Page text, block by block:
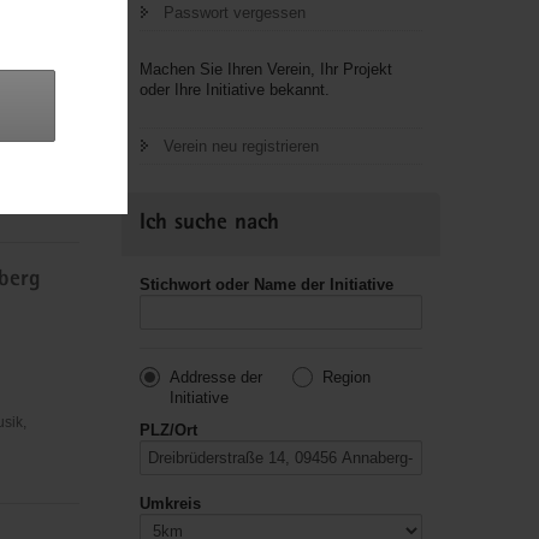
Passwort vergessen
Machen Sie Ihren Verein, Ihr Projekt
oder Ihre Initiative bekannt.
Verein neu registrieren
Ich suche nach
Stichwort oder Name der Initiative
Addresse der
Initiative
Region
PLZ/Ort
Umkreis